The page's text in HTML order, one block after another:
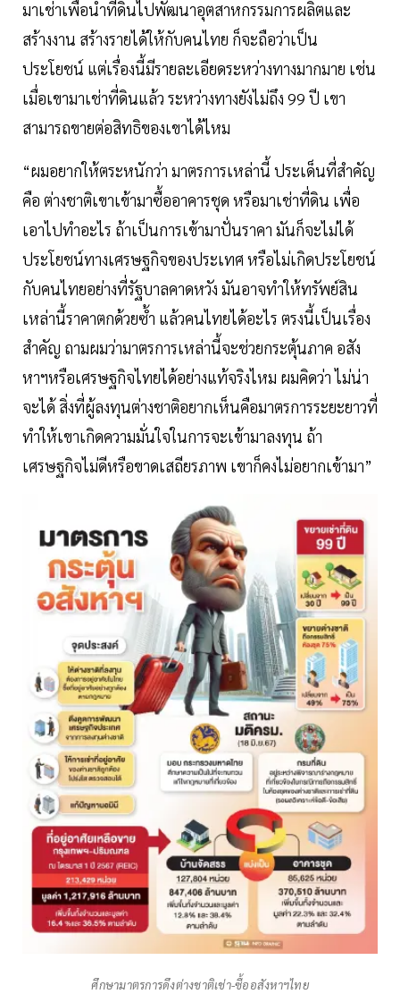
มาเช่าเพื่อนำที่ดินไปพัฒนาอุตสาหกรรมการผลิตและ
สร้างงาน สร้างรายได้ให้กับคนไทย ก็จะถือว่าเป็น
ประโยชน์ แต่เรื่องนี้มีรายละเอียดระหว่างทางมากมาย เช่น
เมื่อเขามาเช่าที่ดินแล้ว ระหว่างทางยังไม่ถึง 99 ปี เขา
สามารถขายต่อสิทธิของเขาได้ไหม
“ผมอยากให้ตระหนักว่า มาตรการเหล่านี้ ประเด็นที่สำคัญ
คือ ต่างชาติเขาเข้ามาซื้ออาคารชุด หรือมาเช่าที่ดิน เพื่อ
เอาไปทำอะไร ถ้าเป็นการเข้ามาปั่นราคา มันก็จะไม่ได้
ประโยชน์ทางเศรษฐกิจของประเทศ หรือไม่เกิดประโยชน์
กับคนไทยอย่างที่รัฐบาลคาดหวัง มันอาจทำให้ทรัพย์สิน
เหล่านี้ราคาตกด้วยซํ้า แล้วคนไทยได้อะไร ตรงนี้เป็นเรื่อง
สำคัญ ถามผมว่ามาตรการเหล่านี้จะช่วยกระตุ้นภาค อสัง
หาฯหรือเศรษฐกิจไทยได้อย่างแท้จริงไหม ผมคิดว่า ไม่น่า
จะได้ สิ่งที่ผู้ลงทุนต่างชาติอยากเห็นคือมาตรการระยะยาวที่
ทำให้เขาเกิดความมั่นใจในการจะเข้ามาลงทุน ถ้า
เศรษฐกิจไม่ดีหรือขาดเสถียรภาพ เขาก็คงไม่อยากเข้ามา”
ศึกษามาตรการดึงต่างชาติเช่า-ซื้ออสังหาฯไทย